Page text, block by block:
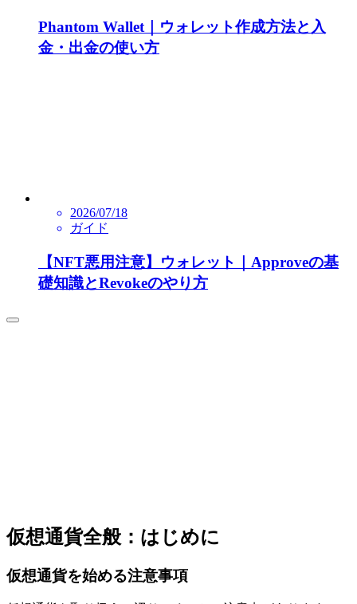
Phantom Wallet｜ウォレット作成方法と入
金・出金の使い方
2026/07/18
ガイド
【NFT悪用注意】ウォレット｜Approveの基
礎知識とRevokeのやり方
仮想通貨全般：はじめに
仮想通貨を始める注意事項